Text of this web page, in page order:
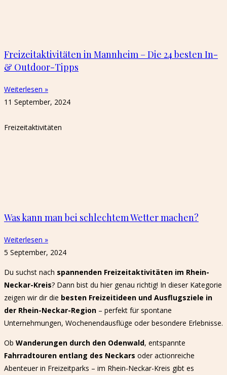
Freizeitaktivitäten in Mannheim – Die 24 besten In-
& Outdoor-Tipps
Weiterlesen »
11 September, 2024
Freizeitaktivitäten
Was kann man bei schlechtem Wetter machen?
Weiterlesen »
5 September, 2024
Du suchst nach spannenden Freizeitaktivitäten im Rhein-
Neckar-Kreis? Dann bist du hier genau richtig! In dieser Kategorie
zeigen wir dir die besten Freizeitideen und Ausflugsziele in
der Rhein-Neckar-Region – perfekt für spontane
Unternehmungen, Wochenendausflüge oder besondere Erlebnisse.
Ob Wanderungen durch den Odenwald, entspannte
Fahrradtouren entlang des Neckars oder actionreiche
Abenteuer in Freizeitparks – im Rhein-Neckar-Kreis gibt es